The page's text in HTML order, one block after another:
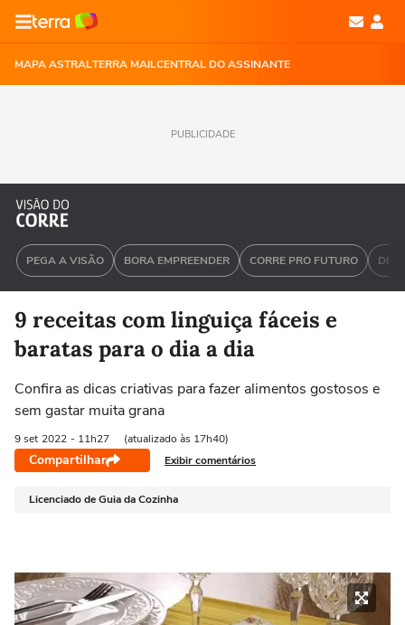
MAPA ASTRALTERRA MAILCENTRAL DO ASSINANTE
PUBLICIDADE
PEGA A VISÃO BORA EMPREENDER CORRE PRO FUTURO DEU
9 receitas com linguiça fáceis e
baratas para o dia a dia
Confira as dicas criativas para fazer alimentos gostosos e
sem gastar muita grana
9 set 2022 - 11h27 (atualizado às 17h40)
Compartilhar Exibir comentários
Licenciado de Guia da Cozinha